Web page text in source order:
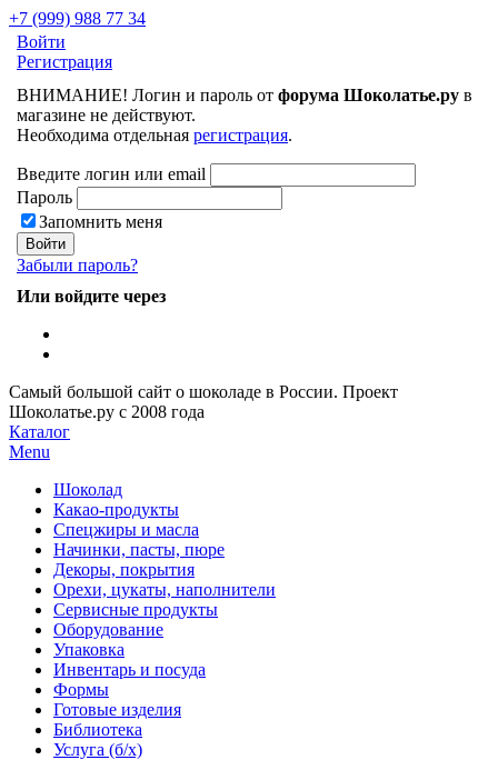
+7 (999) 988 77 34
Войти
Регистрация
ВНИМАНИЕ! Логин и пароль от форума Шоколатье.ру в
магазине не действуют.
Необходима отдельная регистрация.
Введите логин или email
Пароль
Запомнить меня
Забыли пароль?
Или войдите через
Самый большой сайт о шоколаде в России. Проект
Шоколатье.ру с 2008 года
Каталог
Menu
Шоколад
Какао-продукты
Спецжиры и масла
Начинки, пасты, пюре
Декоры, покрытия
Орехи, цукаты, наполнители
Сервисные продукты
Оборудование
Упаковка
Инвентарь и посуда
Формы
Готовые изделия
Библиотека
Услуга (б/х)